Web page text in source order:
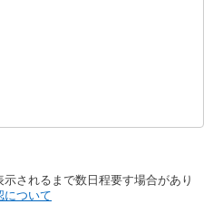
されるまで数日程要す場合があり
について